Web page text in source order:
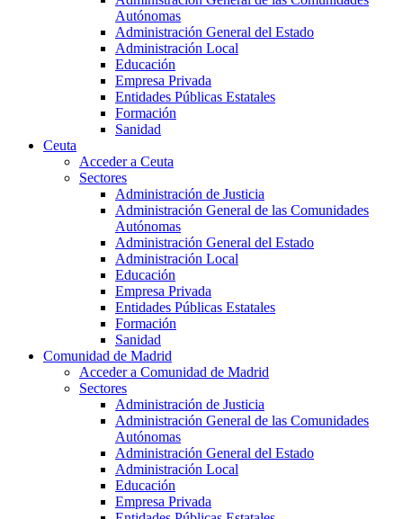
Autónomas
Administración General del Estado
Administración Local
Educación
Empresa Privada
Entidades Públicas Estatales
Formación
Sanidad
Ceuta
Acceder a Ceuta
Sectores
Administración de Justicia
Administración General de las Comunidades
Autónomas
Administración General del Estado
Administración Local
Educación
Empresa Privada
Entidades Públicas Estatales
Formación
Sanidad
Comunidad de Madrid
Acceder a Comunidad de Madrid
Sectores
Administración de Justicia
Administración General de las Comunidades
Autónomas
Administración General del Estado
Administración Local
Educación
Empresa Privada